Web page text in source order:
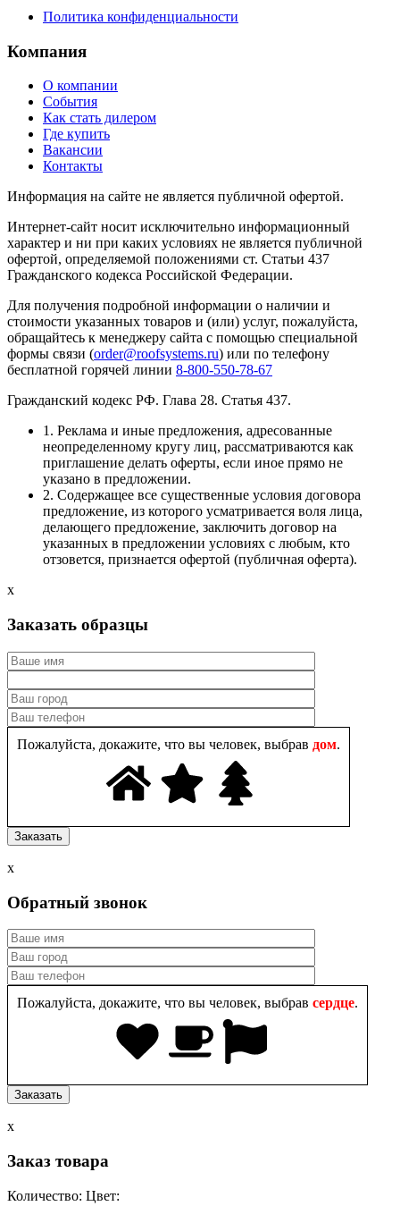
Политика конфиденциальности
Компания
О компании
События
Как стать дилером
Где купить
Вакансии
Контакты
Информация на сайте не является публичной офертой.
Интернет-сайт носит исключительно информационный
характер и ни при каких условиях не является публичной
офертой, определяемой положениями ст. Статьи 437
Гражданского кодекса Российской Федерации.
Для получения подробной информации о наличии и
стоимости указанных товаров и (или) услуг, пожалуйста,
обращайтесь к менеджеру сайта с помощью специальной
формы связи (order@roofsystems.ru) или по телефону
бесплатной горячей линии 8-800-550-78-67
Гражданский кодекс РФ. Глава 28. Статья 437.
1. Реклама и иные предложения, адресованные
неопределенному кругу лиц, рассматриваются как
приглашение делать оферты, если иное прямо не
указано в предложении.
2. Содержащее все существенные условия договора
предложение, из которого усматривается воля лица,
делающего предложение, заключить договор на
указанных в предложении условиях с любым, кто
отзовется, признается офертой (публичная оферта).
x
Заказать образцы
Пожалуйста, докажите, что вы человек, выбрав дом.
x
Обратный звонок
Пожалуйста, докажите, что вы человек, выбрав сердце.
x
Заказ товара
Количество: Цвет: